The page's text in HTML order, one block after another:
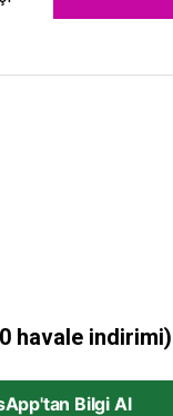
havale indirimi)
Bilgi Al